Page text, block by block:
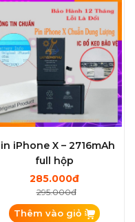
iPhone X – 2716mAh
full hộp
285.000đ
295.000đ
Thêm vào giỏ